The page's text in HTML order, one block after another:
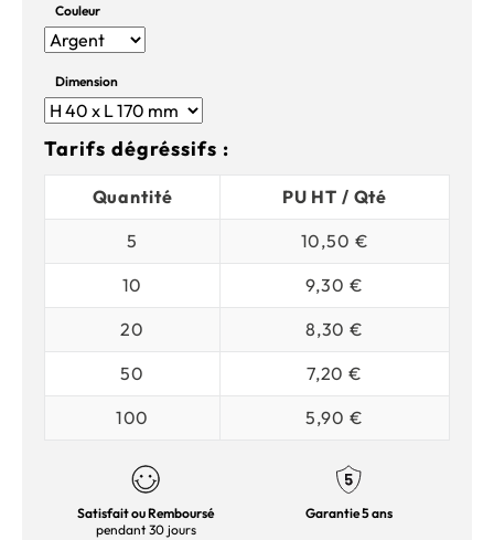
Couleur
Dimension
Tarifs dégréssifs :
Quantité
PU HT / Qté
5
10,50 €
10
9,30 €
20
8,30 €
50
7,20 €
100
5,90 €
Satisfait ou Remboursé
pendant 30 jours
Garantie 5 ans